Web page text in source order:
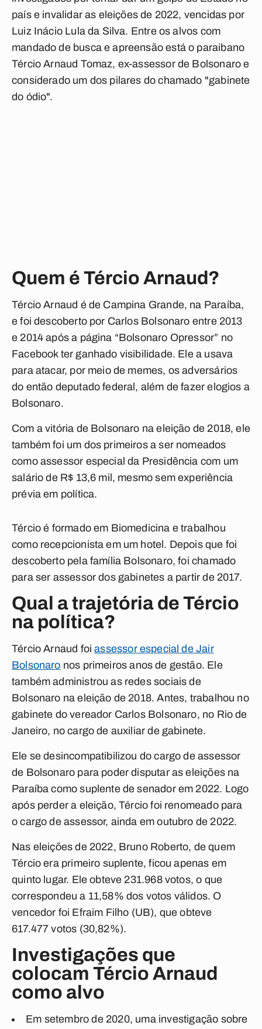
país e invalidar as eleições de 2022, vencidas por
Luiz Inácio Lula da Silva. Entre os alvos com
mandado de busca e apreensão está o paraibano
Tércio Arnaud Tomaz, ex-assessor de Bolsonaro e
considerado um dos pilares do chamado "gabinete
do ódio".
Quem é Tércio Arnaud?
Tércio Arnaud é de Campina Grande, na Paraíba,
e foi descoberto por Carlos Bolsonaro entre 2013
e 2014 após a página “Bolsonaro Opressor” no
Facebook ter ganhado visibilidade. Ele a usava
para atacar, por meio de memes, os adversários
do então deputado federal, além de fazer elogios a
Bolsonaro.
Com a vitória de Bolsonaro na eleição de 2018, ele
também foi um dos primeiros a ser nomeados
como assessor especial da Presidência com um
salário de R$ 13,6 mil, mesmo sem experiência
prévia em política.
Tércio é formado em Biomedicina e trabalhou
como recepcionista em um hotel. Depois que foi
descoberto pela família Bolsonaro, foi chamado
para ser assessor dos gabinetes a partir de 2017.
Qual a trajetória de Tércio
na política?
Tércio Arnaud foiassessor especial de Jair
Bolsonaro nos primeiros anos de gestão. Ele
também administrou as redes sociais de
Bolsonaro na eleição de 2018. Antes, trabalhou no
gabinete do vereador Carlos Bolsonaro, no Rio de
Janeiro, no cargo de auxiliar de gabinete.
Ele se desincompatibilizou do cargo de assessor
de Bolsonaro para poder disputar as eleições na
Paraíba como suplente de senador em 2022. Logo
após perder a eleição, Tércio foi renomeado para
o cargo de assessor, ainda em outubro de 2022.
Nas eleições de 2022, Bruno Roberto, de quem
Tércio era primeiro suplente, ficou apenas em
quinto lugar. Ele obteve 231.968 votos, o que
correspondeu a 11,58% dos votos válidos. O
vencedor foi Efraim Filho (UB), que obteve
617.477 votos (30,82%).
Investigações que
colocam Tércio Arnaud
como alvo
Em setembro de 2020, uma investigação sobre